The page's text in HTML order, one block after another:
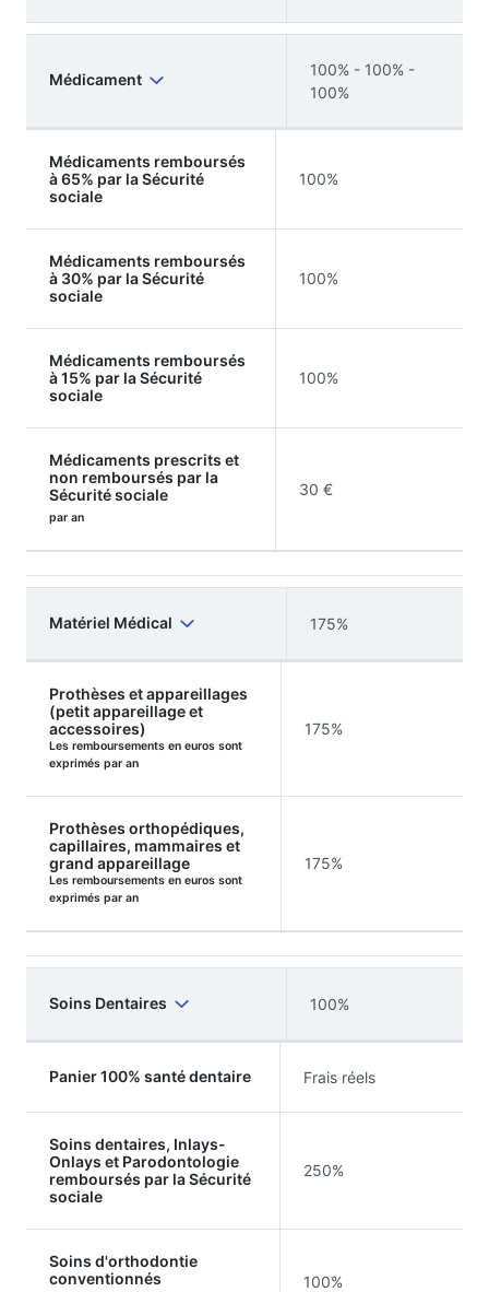
Médicament
100% - 100% -
100%
Médicaments remboursés
à 65% par la Sécurité
sociale
100%
Médicaments remboursés
à 30% par la Sécurité
sociale
100%
Médicaments remboursés
à 15% par la Sécurité
sociale
100%
Médicaments prescrits et
non remboursés par la
Sécurité sociale
par an
30 €
Matériel Médical 175%
Prothèses et appareillages
(petit appareillage et
accessoires)
Les remboursements en euros sont
exprimés par an
175%
Prothèses orthopédiques,
capillaires, mammaires et
grand appareillage
Les remboursements en euros sont
exprimés par an
175%
Soins Dentaires 100%
Panier 100% santé dentaire Frais réels
Soins dentaires, Inlays-
Onlays et Parodontologie
remboursés par la Sécurité
sociale
250%
Soins d'orthodontie
conventionnés
100%